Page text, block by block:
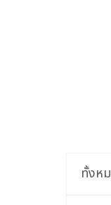
ทั้งห